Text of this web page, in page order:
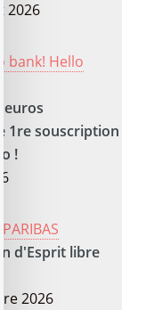
2026
bank! Hello
euros
1re souscription
!
PARIBAS
d'Esprit libre
2026